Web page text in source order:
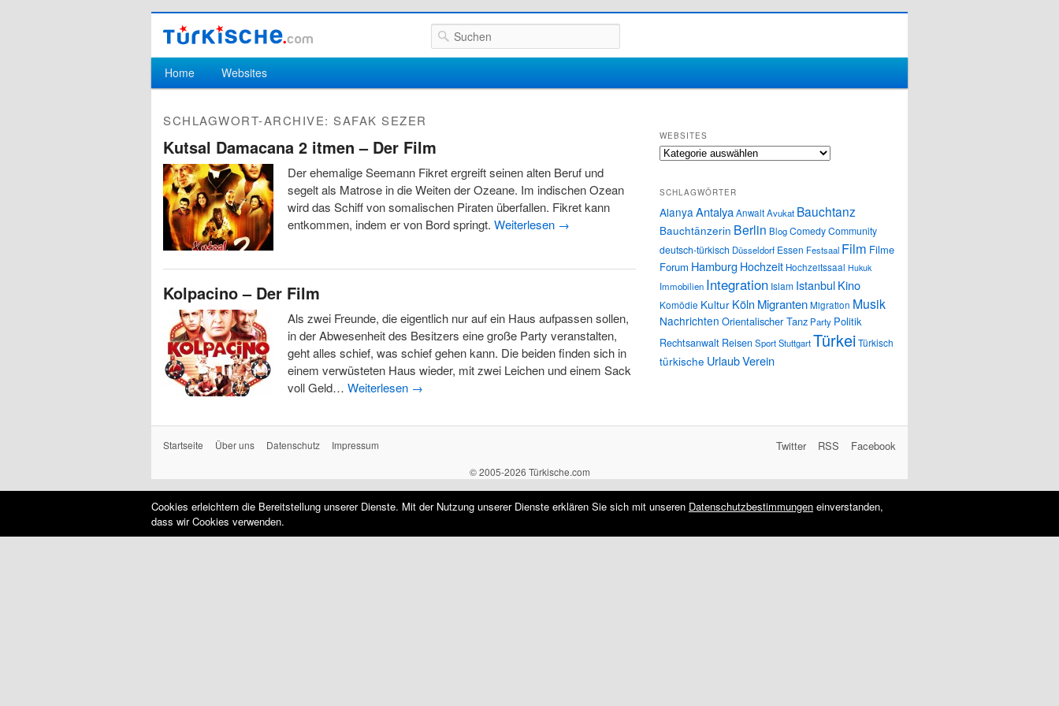
Suchen
Hauptmenü
Zum Inhalt wechseln
Zum sekundären Inhalt wechseln
Home Websites
SCHLAGWORT-ARCHIVE: SAFAK SEZER
Kutsal Damacana 2 itmen – Der Film
Der ehemalige Seemann Fikret ergreift seinen alten Beruf und
segelt als Matrose in die Weiten der Ozeane. Im indischen Ozean
wird das Schiff von somalischen Piraten überfallen. Fikret kann
entkommen, indem er von Bord springt. Weiterlesen →
Kolpacino – Der Film
Als zwei Freunde, die eigentlich nur auf ein Haus aufpassen sollen,
in der Abwesenheit des Besitzers eine große Party veranstalten,
geht alles schief, was schief gehen kann. Die beiden finden sich in
einem verwüsteten Haus wieder, mit zwei Leichen und einem Sack
voll Geld… Weiterlesen →
WEBSITES
Websites
SCHLAGWÖRTER
Alanya AntalyaAnwaltAvukat Bauchtanz
Bauchtänzerin Berlin BlogComedyCommunity
deutsch-türkisch Düsseldorf Essen Festsaal Film Filme
Forum Hamburg Hochzeit Hochzeitssaal Hukuk
Immobilien Integration Islam IstanbulKino
Komödie Kultur Köln MigrantenMigration Musik
Nachrichten Orientalischer Tanz Party Politik
Rechtsanwalt ReisenSportStuttgartTürkeiTürkisch
türkische UrlaubVerein
Startseite Über uns Datenschutz Impressum Facebook
RSS
Twitter
© 2005-2026 Türkische.com
Cookies erleichtern die Bereitstellung unserer Dienste. Mit der Nutzung unserer Dienste erklären Sie sich mit unseren Datenschutzbestimmungen einverstanden,
dass wir Cookies verwenden.